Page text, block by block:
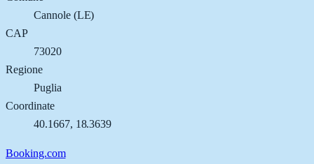
Cannole(LE)
CAP
73020
Regione
Puglia
Coordinate
40.1667, 18.3639
Booking.com